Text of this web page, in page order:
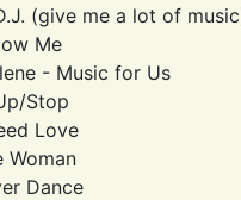
(give me a lot of
Me
- Music for Us
Stop
Love
Woman
Dance